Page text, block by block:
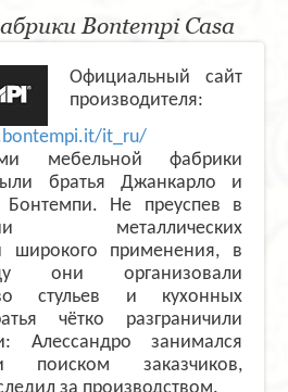
Bontempi Casa
Официальный сайт
производителя:
it_ru/
мебельной фабрики
братья Джанкарло и
Бонтемпи. Не преуспев в
металлических
широкого применения, в
они организовали
стульев и кухонных
чётко разграничили
Алессандро занимался
заказчиков,